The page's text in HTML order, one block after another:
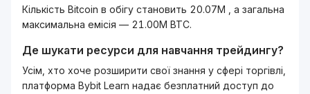
Кількість Bitcoin в обігу становить 20.07M , а загальна
максимальна емісія — 21.00M BTC.
Де шукати ресурси для навчання трейдингу?
Усім, хто хоче розширити свої знання у сфері торгівлі,
платформа Bybit Learn надає безплатний доступ до